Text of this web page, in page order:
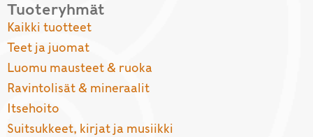
Tuoteryhmät
Kaikki tuotteet
Teet ja juomat
Luomu mausteet & ruoka
Ravintolisät & mineraalit
Itsehoito
Suitsukkeet, kirjat ja musiikki